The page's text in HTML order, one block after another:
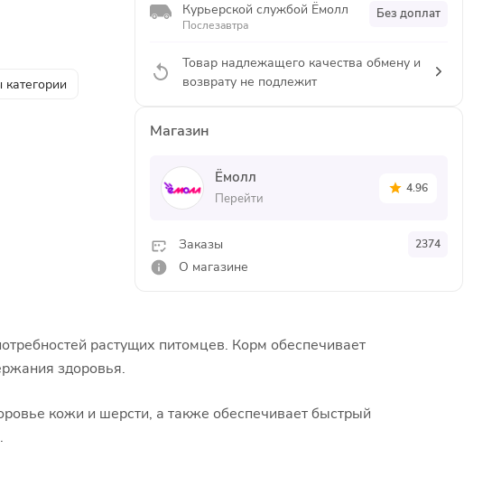
Курьерской службой Ёмолл
Послезавтра
Без доплат
Товар надлежащего качества обмену и
возврату не подлежит
Магазин
Ёмолл
Перейти
4.96
Заказы 2374
О магазине
растущих питомцев. Корм обеспечивает
здоровья.
кожи и шерсти, а также обеспечивает быстрый